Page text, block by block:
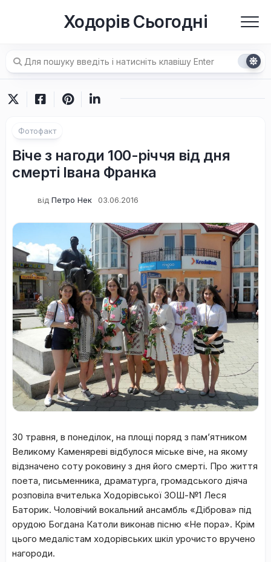
Ходорів Сьогодні
Фотофакт
Віче з нагоди 100-річчя від дня
смерті Івана Франка
від Петро Нек 03.06.2016
30 травня, в понеділок, на площі поряд з пам’ятником
Великому Каменяреві відбулося міське віче, на якому
відзначено соту роковину з дня його смерті. Про життя
поета, письменника, драматурга, громадського діяча
розповіла вчителька Ходорівської ЗОШ-№1 Леся
Баторик. Чоловічий вокальний ансамбль «Діброва» під
орудою Богдана Католи виконав пісню «Не пора». Крім
цього медалістам ходорівських шкіл урочисто вручено
нагороди.